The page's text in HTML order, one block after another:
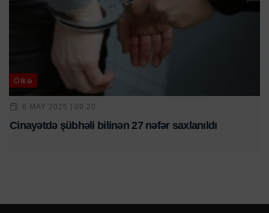
Ölkə
6 MAY 2025 | 09:20
Cinayətdə şübhəli bilinən 27 nəfər saxlanıldı